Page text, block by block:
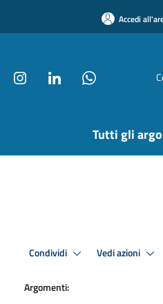
Accedi
Tutti gli
Condividi Vedi azioni
Argomenti: